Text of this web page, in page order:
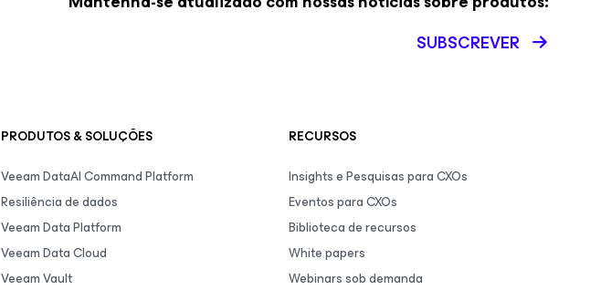
SUBSCREVER
PRODUTOS & SOLUÇÕES
Veeam DataAI Command Platform
Resiliência de dados
Veeam Data Platform
Veeam Data Cloud
Veeam Vault
RECURSOS
Insights e Pesquisas para CXOs
Eventos para CXOs
Biblioteca de recursos
White papers
Webinars sob demanda